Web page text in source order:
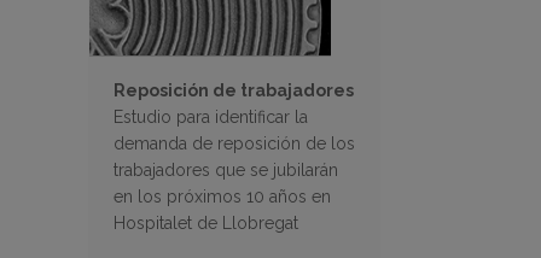
Reposición de trabajadores
Estudio para identificar la
demanda de reposición de los
trabajadores que se jubilarán
en los próximos 10 años en
Hospitalet de Llobregat